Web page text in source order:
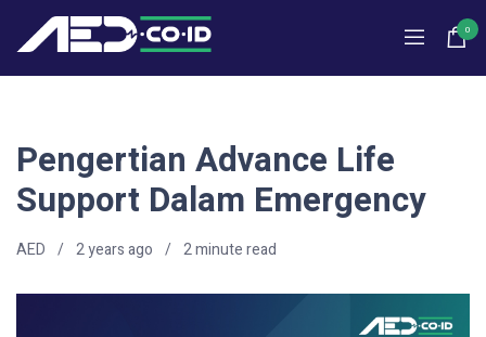
0
Pengertian Advance Life
Support Dalam Emergency
AED 2 years ago 2minute read